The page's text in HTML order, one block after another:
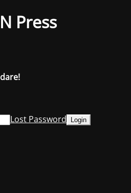
Press
Lost Password